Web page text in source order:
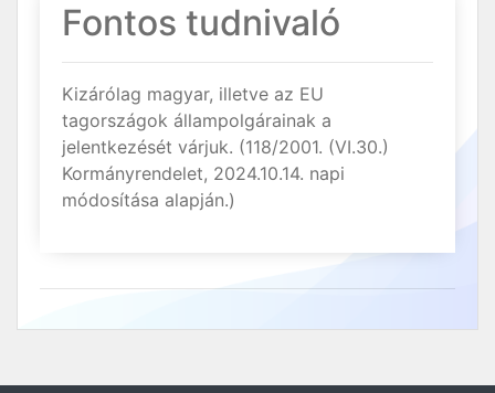
Fontos tudnivaló
Kizárólag magyar, illetve az EU
tagországok állampolgárainak a
jelentkezését várjuk. (118/2001. (VI.30.)
Kormányrendelet, 2024.10.14. napi
módosítása alapján.)